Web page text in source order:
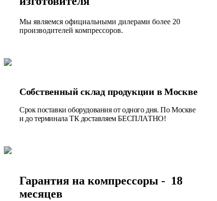
Мы являемся официальными дилерами более 20
производителей компрессоров.
Собственный склад продукции в Москве
Срок поставки оборудования от одного дня. По Москве
и до терминала ТК доставляем БЕСПЛАТНО!
Гарантия на компрессоры - 18
месяцев